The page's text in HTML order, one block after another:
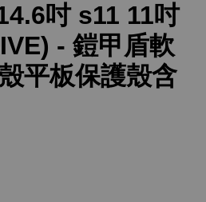
吋 s11 11吋
- 鎧甲盾軟
平板保護殼含